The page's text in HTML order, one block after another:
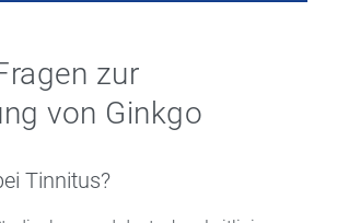
zur
von Ginkgo
Tinnitus?